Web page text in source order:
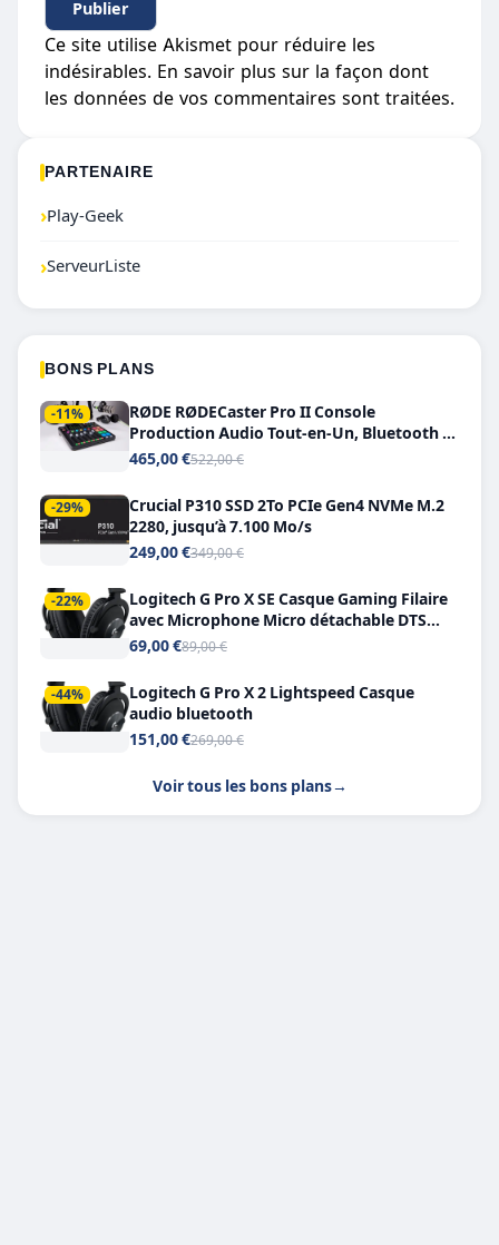
Ce site utilise Akismet pour réduire les
indésirables. En savoir plus sur la façon dont
les données de vos commentaires sont traitées.
PARTENAIRE
›Play-Geek
›ServeurListe
BONS PLANS
-11%
RØDE RØDECaster Pro II Console
Production Audio Tout-en-Un, Bluetooth et
Double USB-C
465,00 €522,00 €
-29%
Crucial P310 SSD 2To PCIe Gen4 NVMe M.2
2280, jusqu’à 7.100 Mo/s
249,00 €349,00 €
-22%
Logitech G Pro X SE Casque Gaming Filaire
avec Microphone Micro détachable DTS
Headphone X 7.1
69,00 €89,00 €
-44%
Logitech G Pro X 2 Lightspeed Casque
audio bluetooth
151,00 €269,00 €
Voir tous les bons plans→